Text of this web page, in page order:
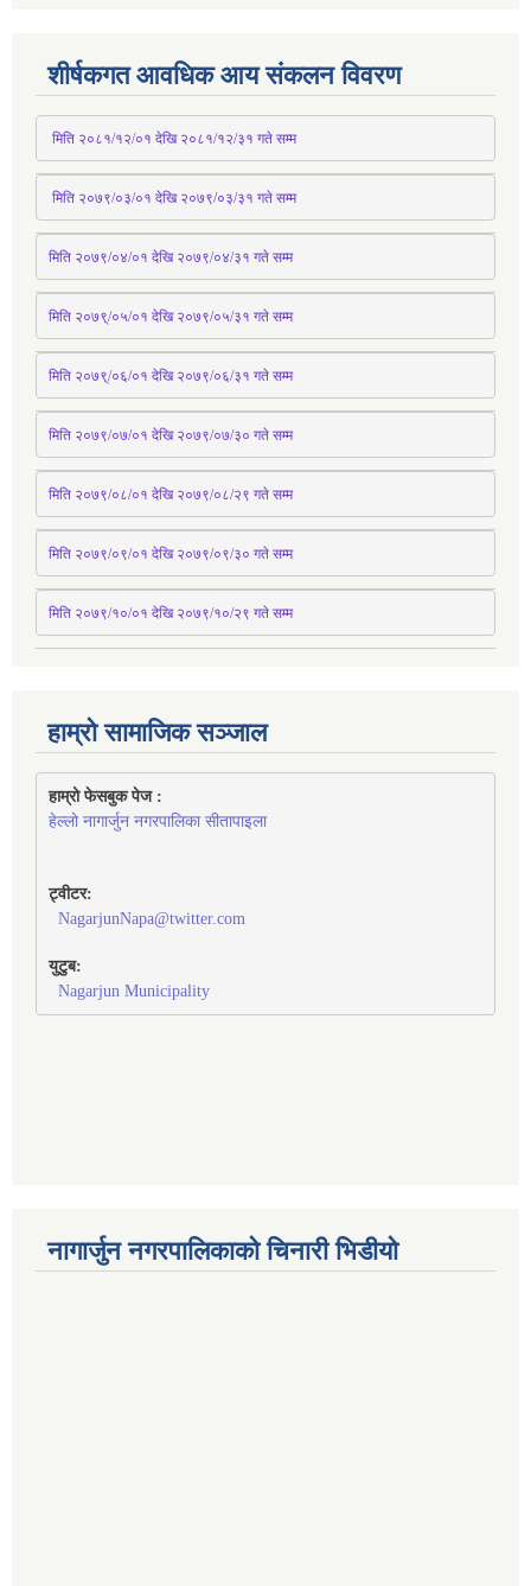
शीर्षकगत आवधिक आय संकलन विवरण
मिति २०८१/१२/०१ देखि २०८१/१२/३१ गते सम्म
मिति २०७९/०३/०१ देखि २०७९/०३/३१ गते सम्म
मिति २०७९/०४/०१ देखि २०७९/०४/३१ गते सम्म
मिति २०७९्/०५/०१ देखि २०७९/०५/३१ गते सम्म
मिति २०७९्/०६/०१ देखि २०७९/०६/३१ गते सम्म
मिति २०७९/०७/०१ देखि २०७९/०७/३० गते सम्म
मिति २०७९/०८/०१ देखि २०७९/०८/२९ गते सम्म
मिति २०७९/०९/०१ देखि २०७९/०९/३० गते सम्म
मिति २०७९/१०/०१ देखि २०७९/१०/२९ गते सम्म
हाम्रो सामाजिक सञ्जाल
हाम्रो फेसबुक पेज :
हेल्लो नागार्जुन नगरपालिका सीतापाइला
ट्वीटर:
NagarjunNapa@twitter.com
युटुब:
Nagarjun Municipality
नागार्जुन नगरपालिकाको चिनारी भिडीयो